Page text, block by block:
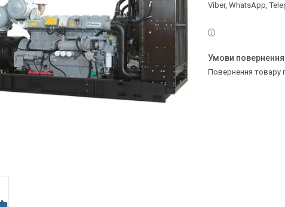
Viber, WhatsApp,
повернення товару